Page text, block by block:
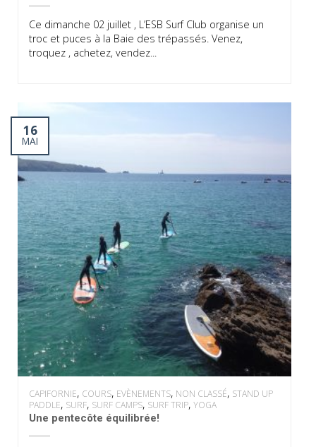
Ce dimanche 02 juillet , L’ESB Surf Club organise un
troc et puces à la Baie des trépassés. Venez,
troquez , achetez, vendez...
16
MAI
CAPIFORNIE, COURS, EVÈNEMENTS, NON CLASSÉ, STAND UP
PADDLE, SURF, SURF CAMPS, SURF TRIP, YOGA
Une pentecôte équilibrée!